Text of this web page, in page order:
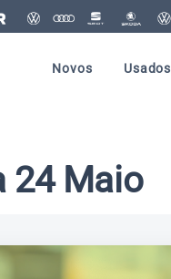
Novos Usados
24 Maio